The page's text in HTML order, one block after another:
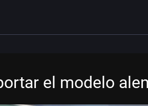
el modelo